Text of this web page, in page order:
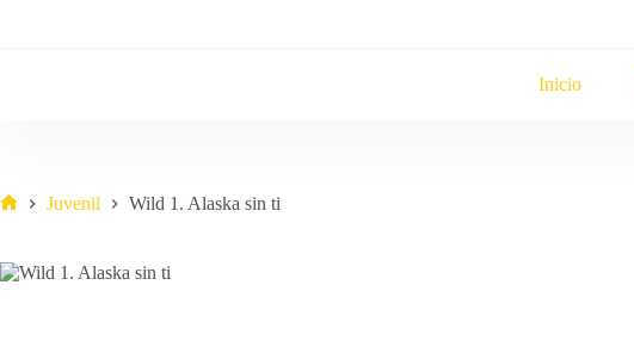
Inicio
Juvenil Wild 1. Alaska sin ti